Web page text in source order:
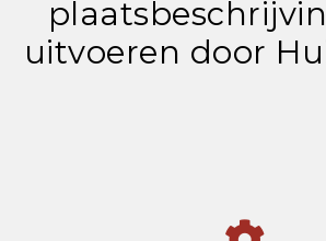
uitvoeren door